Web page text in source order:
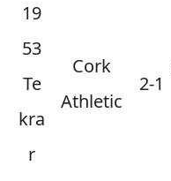
19
53
Te
kra
r
Cork
Athletic
2-1